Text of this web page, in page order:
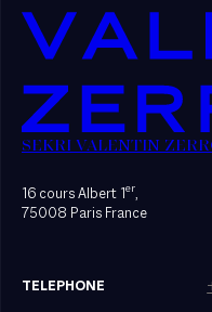
SEKRI VALENTIN
16 cours Albert 1er,
75008 Paris France
TELEPHONE